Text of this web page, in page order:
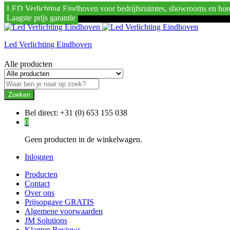
LED Verlichting Eindhoven voor bedrijfsruimtes, showrooms en
Laagste prijs garantie
Led Verlichting Eindhoven
Alle producten
Zoeken
Bel direct: +31 (0) 653 155 038
0
Geen producten in de winkelwagen.
Inloggen
Producten
Contact
Over ons
Prijsopgave GRATIS
Algemene voorwaarden
JM Solutions